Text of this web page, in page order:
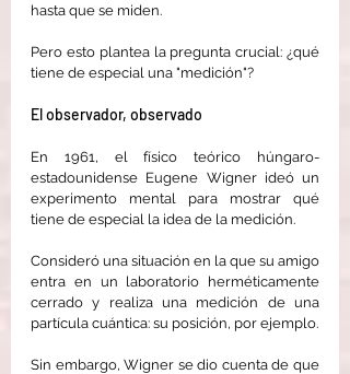
hasta que se miden.
Pero esto plantea la pregunta crucial: ¿qué
tiene de especial una "medición"?
El observador, observado
En 1961, el físico teórico húngaro-
estadounidense Eugene Wigner ideó un
experimento mental para mostrar qué
tiene de especial la idea de la medición.
Consideró una situación en la que su amigo
entra en un laboratorio herméticamente
cerrado y realiza una medición de una
partícula cuántica: su posición, por ejemplo.
Sin embargo, Wigner se dio cuenta de que